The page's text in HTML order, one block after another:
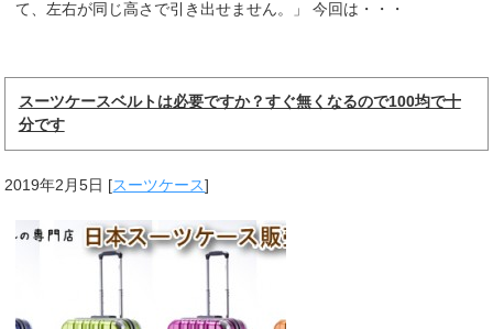
て、左右が同じ高さで引き出せません。」 今回は・・・
スーツケースベルトは必要ですか？すぐ無くなるので100均で十
分です
2019年2月5日 [スーツケース]